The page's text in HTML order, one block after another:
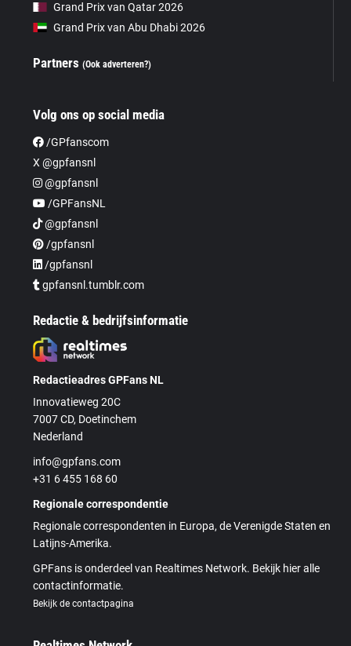
Grand Prix van Qatar 2026
Grand Prix van Abu Dhabi 2026
Partners(Ook adverteren?)
Volg ons op social media
/GPfanscom
X @gpfansnl
@gpfansnl
/GPFansNL
@gpfansnl
/gpfansnl
/gpfansnl
gpfansnl.tumblr.com
Redactie & bedrijfsinformatie
Redactieadres GPFans NL
Innovatieweg 20C
7007 CD, Doetinchem
Nederland
info@gpfans.com
+31 6 455 168 60
Regionale correspondentie
Regionale correspondenten in Europa, de Verenigde Staten en
Latijns-Amerika.
GPFans is onderdeel van Realtimes Network. Bekijk hier alle
contactinformatie.
Bekijk de contactpagina